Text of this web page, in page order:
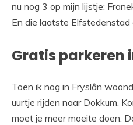
nu nog 3 op mijn lijstje:
En die laatste
Gratis parkeren
Toen ik nog in Fryslân
uurtje rijden naar Dokkum.
moet je meer moeite doen.